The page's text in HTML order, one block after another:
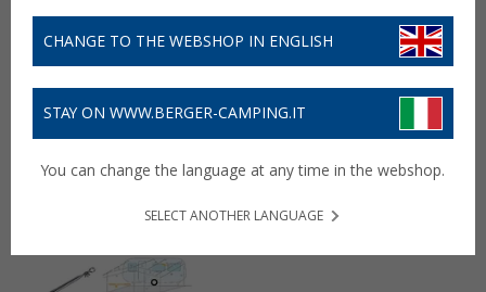
CHANGE TO THE WEBSHOP IN ENGLISH
STAY ON WWW.BERGER-CAMPING.IT
You can change the language at any time in the webshop.
SELECT ANOTHER LANGUAGE